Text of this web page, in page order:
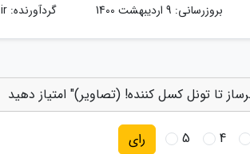
بروزرسانی: 9 اردیبهشت 1400 گردآورنده:
تا تونل کسل کننده! (تصاویر)" امتیاز دهید
4
5 رای